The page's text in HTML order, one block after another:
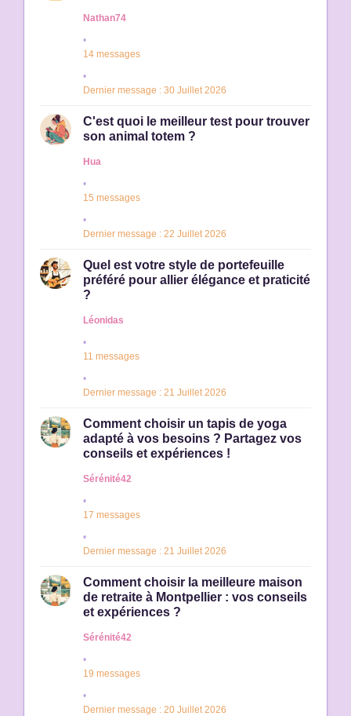
Nathan74
14 messages
Dernier message : 30 Juillet 2026
C'est quoi le meilleur test pour trouver
son animal totem ?
Hua
15 messages
Dernier message : 22 Juillet 2026
Quel est votre style de portefeuille
préféré pour allier élégance et praticité
?
Léonidas
11 messages
Dernier message : 21 Juillet 2026
Comment choisir un tapis de yoga
adapté à vos besoins ? Partagez vos
conseils et expériences !
Sérénité42
17 messages
Dernier message : 21 Juillet 2026
Comment choisir la meilleure maison
de retraite à Montpellier : vos conseils
et expériences ?
Sérénité42
19 messages
Dernier message : 20 Juillet 2026